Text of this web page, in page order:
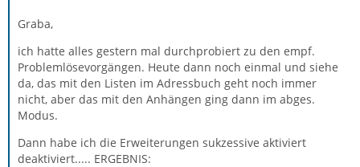
Graba,
ich hatte alles gestern mal durchprobiert zu den empf.
Problemlösevorgängen. Heute dann noch einmal und siehe
da, das mit den Listen im Adressbuch geht noch immer
nicht, aber das mit den Anhängen ging dann im abges.
Modus.
Dann habe ich die Erweiterungen sukzessive aktiviert
deaktiviert..... ERGEBNIS: